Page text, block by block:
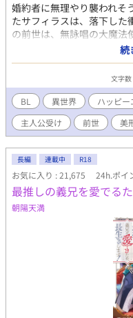
婚約者に無理やり襲われそ
たサフィラスは、落下した
の前世は、無詠唱の大魔法
ティスだったのだ。今世
判定で魔力なしと判じられ
遇されていた大人しいサ
端、サフィラスの人格は前
まれてしまった。これまで
ら。これからは我慢も自重
えられた強運という祝福と
たサフィラスは人生を謳歌
ピンチに陥らないお気楽な
定。
続
文字
BL 異世界 ハッピー
主人公受け
前世 美
長編 連載中 R18
お気に入り : 21,675 24h.ポイ
最推しの義兄を愛でる
朝陽天満